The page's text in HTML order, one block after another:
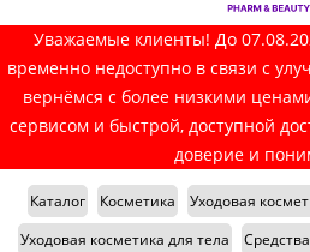
Уважаемые клиенты! До
временно недоступно в связи с
вернёмся с более низкими
сервисом и быстрой, доступной
доверие и
Каталог Косметика
Уходовая
Уходовая косметика для тела